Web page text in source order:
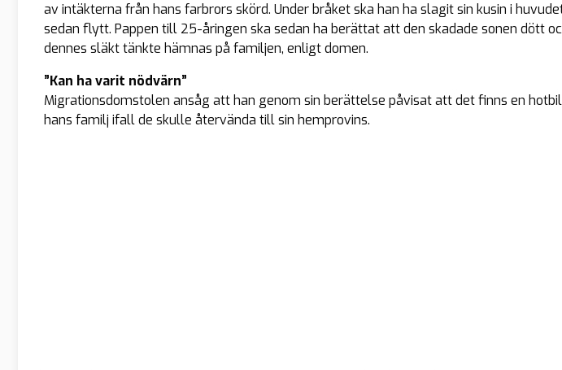
av intäkterna från hans farbrors skörd. Under bråket ska han ha slagit sin kusin i
sedan flytt. Pappen till 25-åringen ska sedan ha berättat att den skadade sonen dött
dennes släkt tänkte hämnas på familjen, enligt domen.
”Kan ha varit nödvärn”
Migrationsdomstolen ansåg att han genom sin berättelse påvisat att det finns en
hans familj ifall de skulle återvända till sin hemprovins.